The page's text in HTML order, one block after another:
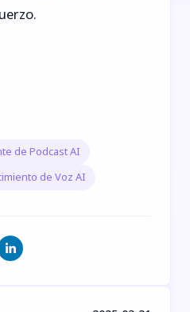
de Podcast AI
de Voz AI